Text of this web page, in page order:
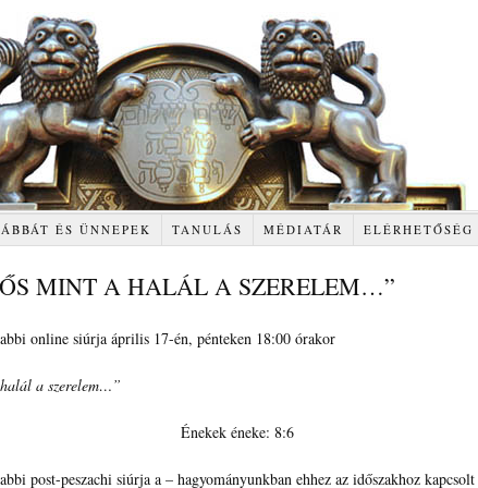
ÉS ÜNNEPEK TANULÁS MÉDIATÁR ELÉRHETŐSÉG
MINT A HALÁL A SZERELEM…”
online siúrja április 17-én, pénteken 18:00 órakor
a szerelem…”
Énekek éneke: 8:6
post-peszachi siúrja a – hagyományunkban ehhez az időszakhoz kapcsolt